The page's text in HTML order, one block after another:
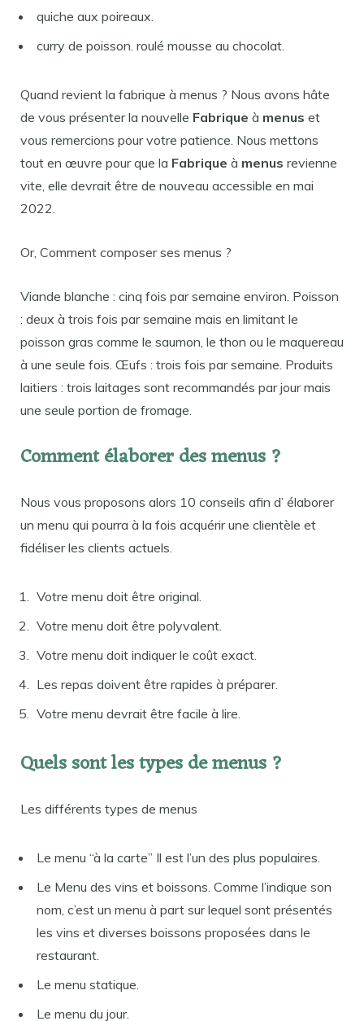
quiche aux poireaux.
curry de poisson. roulé mousse au chocolat.
Quand revient la fabrique à menus ? Nous avons hâte
de vous présenter la nouvelle Fabrique à menus et
vous remercions pour votre patience. Nous mettons
tout en œuvre pour que la Fabrique à menus revienne
vite, elle devrait être de nouveau accessible en mai
2022.
Or, Comment composer ses menus ?
Viande blanche : cinq fois par semaine environ. Poisson
: deux à trois fois par semaine mais en limitant le
poisson gras comme le saumon, le thon ou le maquereau
à une seule fois. Œufs : trois fois par semaine. Produits
laitiers : trois laitages sont recommandés par jour mais
une seule portion de fromage.
Comment élaborer des menus ?
Nous vous proposons alors 10 conseils afin d’ élaborer
un menu qui pourra à la fois acquérir une clientèle et
fidéliser les clients actuels.
Votre menu doit être original.
Votre menu doit être polyvalent.
Votre menu doit indiquer le coût exact.
Les repas doivent être rapides à préparer.
Votre menu devrait être facile à lire.
Quels sont les types de menus ?
Les différents types de menus
Le menu “à la carte” Il est l’un des plus populaires.
Le Menu des vins et boissons. Comme l’indique son
nom, c’est un menu à part sur lequel sont présentés
les vins et diverses boissons proposées dans le
restaurant.
Le menu statique.
Le menu du jour.